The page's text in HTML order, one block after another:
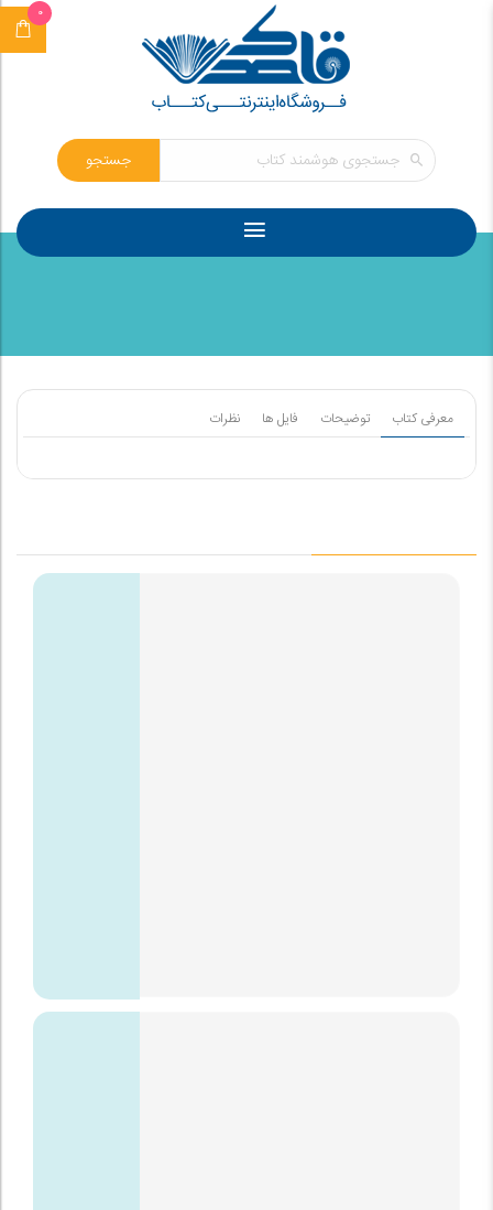
0
جستجو
معرفی کتاب توضیحات فایل ها نظرات